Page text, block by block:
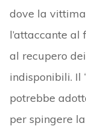
dove la
l’attaccante al
al recupero
indisponibili. Il
potrebbe
per spingere